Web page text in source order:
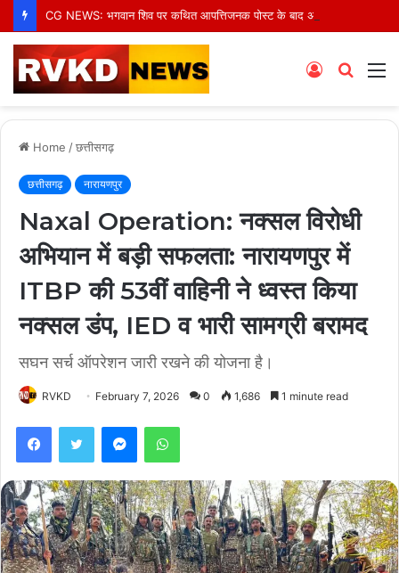
Search
Log
Home /छत्तीसगढ़
छत्तीसगढ़ नारायणपुर
Naxal Operation: नक्सल विरोधी
अभियान में बड़ी सफलता: नारायणपुर में
ITBP की 53वीं वाहिनी ने ध्वस्त किया
नक्सल डंप, IED व भारी सामग्री बरामद
सघन सर्च ऑपरेशन जारी रखने की योजना है।
RVKD February 7, 2026 0 1,686 1 minute read
FacebookTwitter MessengerWhatsApp